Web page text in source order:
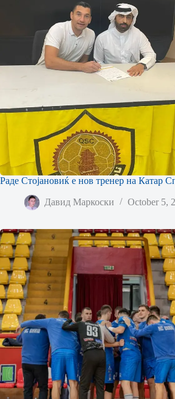
Раде Стојановиќ е нов тренер на Катар
Давид Маркоски October 5,